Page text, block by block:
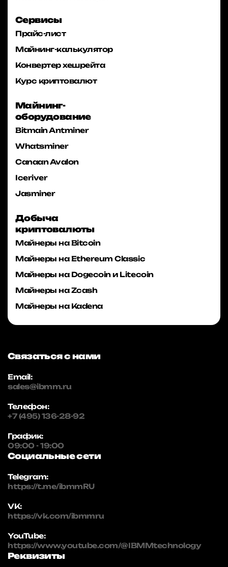
Сервисы
Прайс-лист
Майнинг-калькулятор
Конвертер хешрейта
Курс криптовалют
Майнинг-
оборудование
Bitmain Antminer
Whatsminer
Canaan Avalon
Iceriver
Jasminer
Добыча
криптовалюты
Майнеры на Bitcoin
Майнеры на Ethereum Classic
Майнеры на Dogecoin и Litecoin
Майнеры на Zcash
Майнеры на Kadena
Связаться с нами
Email:
sales@ibmm.ru
Телефон:
+7 (495) 136-28-92
График:
09:00 - 19:00
Социальные сети
Telegram:
https://t.me/ibmmRU
VK:
https://vk.com/ibmmru
YouTube:
https://www.youtube.com/@IBMMtechnology
Реквизиты